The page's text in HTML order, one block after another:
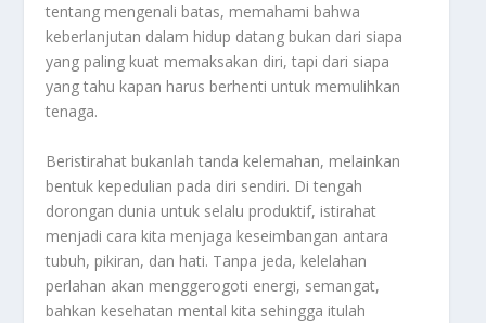
tentang mengenali batas, memahami bahwa
keberlanjutan dalam hidup datang bukan dari siapa
yang paling kuat memaksakan diri, tapi dari siapa
yang tahu kapan harus berhenti untuk memulihkan
tenaga.
Beristirahat bukanlah tanda kelemahan, melainkan
bentuk kepedulian pada diri sendiri. Di tengah
dorongan dunia untuk selalu produktif, istirahat
menjadi cara kita menjaga keseimbangan antara
tubuh, pikiran, dan hati. Tanpa jeda, kelelahan
perlahan akan menggerogoti energi, semangat,
bahkan kesehatan mental kita sehingga itulah